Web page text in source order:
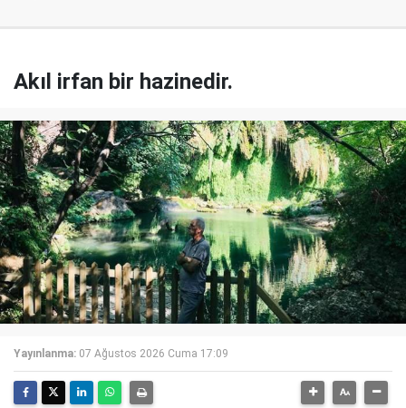
Akıl irfan bir hazinedir.
Yayınlanma: 07 Ağustos 2026 Cuma 17:09